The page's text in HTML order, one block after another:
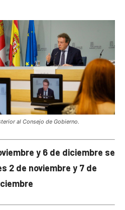
al Consejo de Gobierno.
y 6 de diciembre se
2 de noviembre y 7 de